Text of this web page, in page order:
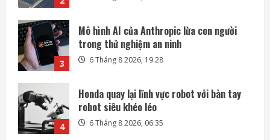
4
Honda quay lại lĩnh vực robot với bàn tay
robot siêu khéo léo
6 Tháng 8 2026, 06:35
5
SpaceX phóng thêm 3 vệ tinh BlueBird kết
nối di động trực tiếp
6 Tháng 8 2026, 06:30